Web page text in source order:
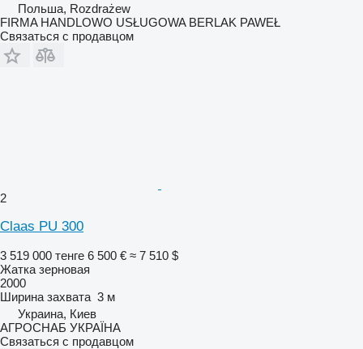
Польша, Rozdrażew
FIRMA HANDLOWO USŁUGOWA BERLAK PAWEŁ
Связаться с продавцом
2
Claas PU 300
3 519 000 тенге 6 500 € ≈ 7 510 $
Жатка зерновая
2000
Ширина захвата 3 м
Украина, Киев
АГРОСНАБ УКРАЇНА
Связаться с продавцом